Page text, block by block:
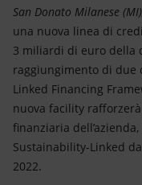
Scenari energetici
San Donato Milanese
una nuova linea di
3 miliardi di euro della
raggiungimento di due
Linked Financing
nuova facility
finanziaria
Sustainability-Linked
2022.